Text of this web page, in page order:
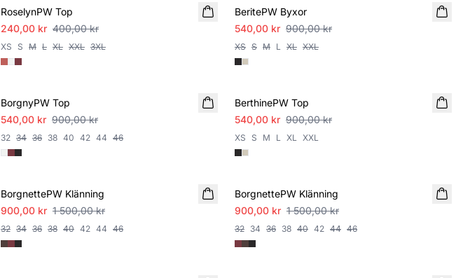
RoselynPW Top
240,00 kr 400,00 kr
XS S M L XL XXL 3XL
BeritePW Byxor
540,00 kr 900,00 kr
XS S M L XL XXL
BorgnyPW Top
540,00 kr 900,00 kr
32 34 36 38 40 42 44 46
BerthinePW Top
540,00 kr 900,00 kr
XS S M L XL XXL
BorgnettePW Klänning
900,00 kr 1 500,00 kr
32 34 36 38 40 42 44 46
BorgnettePW Klänning
900,00 kr 1 500,00 kr
32 34 36 38 40 42 44 46